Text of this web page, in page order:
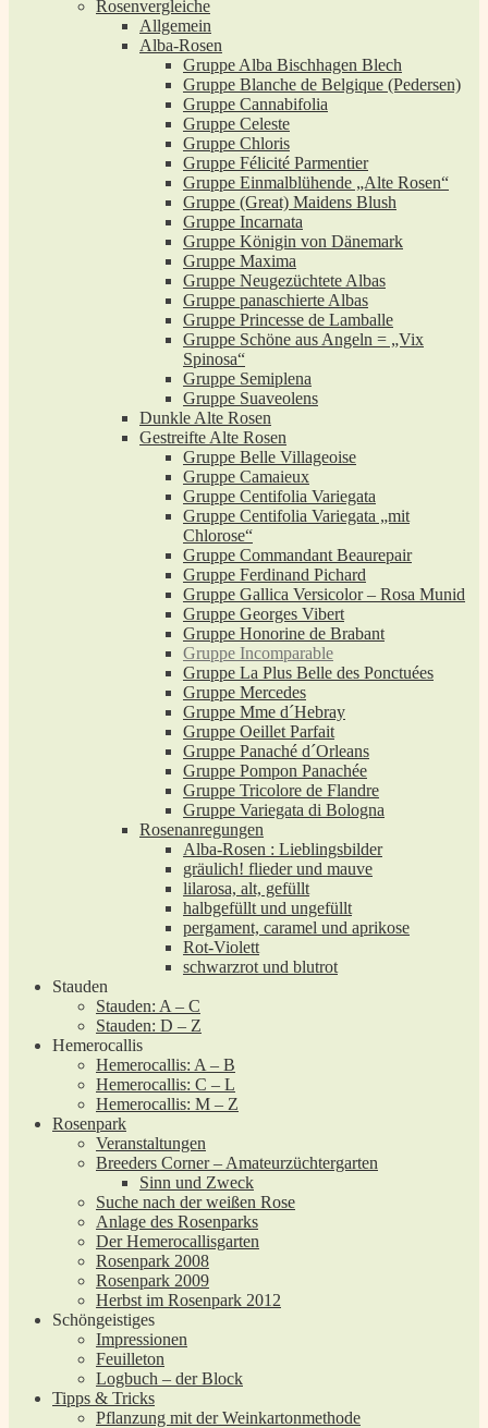
Rosenvergleiche
Allgemein
Alba-Rosen
Gruppe Alba Bischhagen Blech
Gruppe Blanche de Belgique (Pedersen)
Gruppe Cannabifolia
Gruppe Celeste
Gruppe Chloris
Gruppe Félicité Parmentier
Gruppe Einmalblühende „Alte Rosen“
Gruppe (Great) Maidens Blush
Gruppe Incarnata
Gruppe Königin von Dänemark
Gruppe Maxima
Gruppe Neugezüchtete Albas
Gruppe panaschierte Albas
Gruppe Princesse de Lamballe
Gruppe Schöne aus Angeln = „Vix
Spinosa“
Gruppe Semiplena
Gruppe Suaveolens
Dunkle Alte Rosen
Gestreifte Alte Rosen
Gruppe Belle Villageoise
Gruppe Camaieux
Gruppe Centifolia Variegata
Gruppe Centifolia Variegata „mit
Chlorose“
Gruppe Commandant Beaurepair
Gruppe Ferdinand Pichard
Gruppe Gallica Versicolor – Rosa Munid
Gruppe Georges Vibert
Gruppe Honorine de Brabant
Gruppe Incomparable
Gruppe La Plus Belle des Ponctuées
Gruppe Mercedes
Gruppe Mme d´Hebray
Gruppe Oeillet Parfait
Gruppe Panaché d´Orleans
Gruppe Pompon Panachée
Gruppe Tricolore de Flandre
Gruppe Variegata di Bologna
Rosenanregungen
Alba-Rosen : Lieblingsbilder
gräulich! flieder und mauve
lilarosa, alt, gefüllt
halbgefüllt und ungefüllt
pergament, caramel und aprikose
Rot-Violett
schwarzrot und blutrot
Stauden
Stauden: A – C
Stauden: D – Z
Hemerocallis
Hemerocallis: A – B
Hemerocallis: C – L
Hemerocallis: M – Z
Rosenpark
Veranstaltungen
Breeders Corner – Amateurzüchtergarten
Sinn und Zweck
Suche nach der weißen Rose
Anlage des Rosenparks
Der Hemerocallisgarten
Rosenpark 2008
Rosenpark 2009
Herbst im Rosenpark 2012
Schöngeistiges
Impressionen
Feuilleton
Logbuch – der Block
Tipps & Tricks
Pflanzung mit der Weinkartonmethode